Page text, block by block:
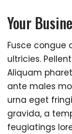
Your
Fusce congue
ultricies.
Aliquam
ante males
urna eget
gravida, a
feugiatings